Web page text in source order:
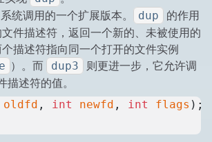
系统调用的一个扩展版本。 dup
的作用
件描述符，返回一个新的、未被使用的
描述符指向同一个打开的文件实例
）。而 dup3
则更进一步，它允许调
描述符的值。
oldfd , int newfd , int flags );